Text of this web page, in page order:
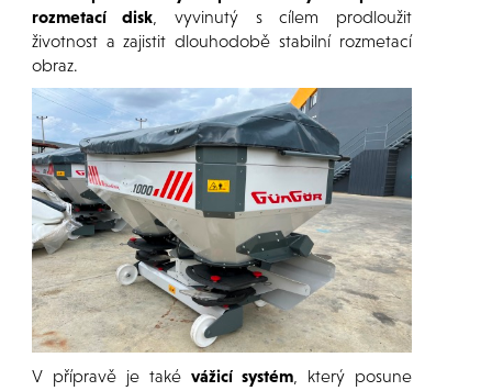
rozmetací disk , vyvinutý s cílem prodloužit
životnost a zajistit dlouhodobě stabilní rozmetací
obraz.
V přípravě je také vážicí systém, který posune